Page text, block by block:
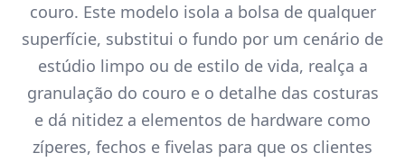
couro. Este modelo isola a bolsa de qualquer
superfície, substitui o fundo por um cenário de
estúdio limpo ou de estilo de vida, realça a
granulação do couro e o detalhe das costuras
e dá nitidez a elementos de hardware como
zíperes, fechos e fivelas para que os clientes